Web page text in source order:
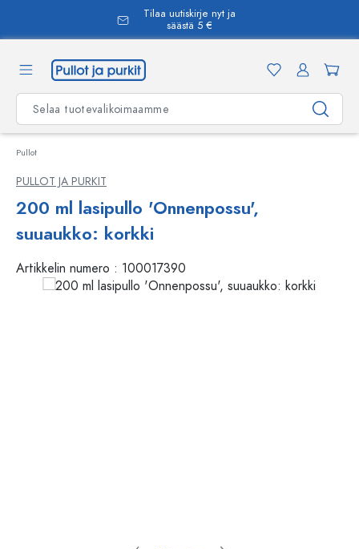
Tilaa uutiskirje nyt ja
säästä 5 €
Pullot
PULLOT JA PURKIT
200 ml lasipullo 'Onnenpossu',
suuaukko: korkki
Artikkelin numero : 100017390